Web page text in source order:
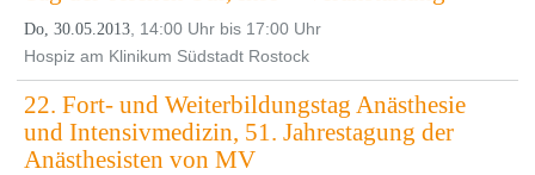
Do, 30.05.2013 , 14:00 Uhr bis 17:00 Uhr
Hospiz am Klinikum Südstadt Rostock
22. Fort- und Weiterbildungstag Anästhesie
und Intensivmedizin, 51. Jahrestagung der
Anästhesisten von MV